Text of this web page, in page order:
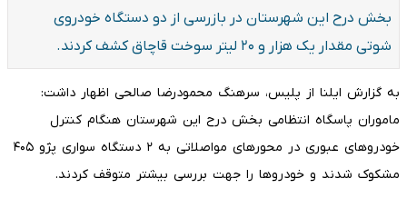
بخش درح این شهرستان در بازرسی از دو دستگاه خودروی
شوتی مقدار یک هزار و ۲۰ لیتر سوخت قاچاق کشف کردند.
به گزارش ایلنا از پلیس، سرهنگ محمودرضا صالحی اظهار داشت:
ماموران پاسگاه انتظامی بخش درح این شهرستان هنگام کنترل
خودروهای عبوری در محورهای مواصلاتی به ۲ دستگاه سواری پژو ۴۰۵
مشکوک شدند و خودروها را جهت بررسی بیشتر متوقف کردند.